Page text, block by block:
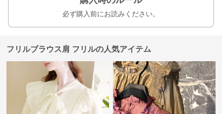
必ず購入前にお読みください。
フリルブラウス肩 フリルの人気アイテム